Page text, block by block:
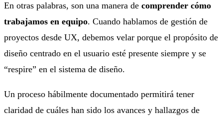
En otras palabras, son una manera de comprender cómo
trabajamos en equipo. Cuando hablamos de gestión de
proyectos desde UX, debemos velar porque el propósito de
diseño centrado en el usuario esté presente siempre y se
“respire” en el sistema de diseño.
Un proceso hábilmente documentado permitirá tener
claridad de cuáles han sido los avances y hallazgos de